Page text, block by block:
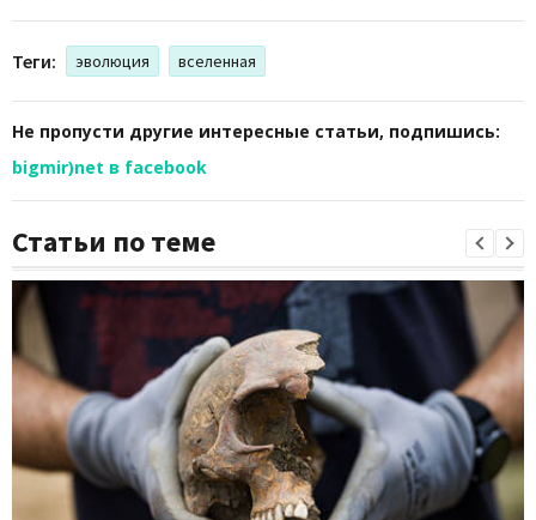
Теги: эволюция вселенная
Не пропусти другие интересные статьи, подпишись:
bigmir)net в facebook
Статьи по теме